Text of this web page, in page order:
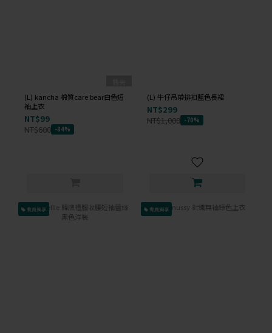
(L) kancha 棉質care bear白色短
袖上衣
NT$99
NT$600 -84%
(L) 牛仔吊帶排扣藍色長裙
NT$299
NT$1,000 -70%
會員獨享 會員獨享